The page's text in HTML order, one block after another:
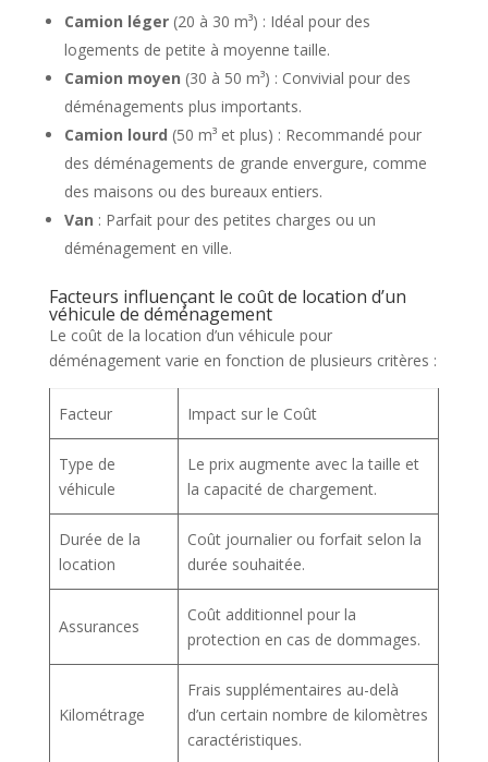
Camion léger(20 à 30 m³) : Idéal pour des
logements de petite à moyenne taille.
Camion moyen (30 à 50 m³) : Convivial pour des
déménagements plus importants.
Camion lourd (50 m³ et plus) : Recommandé pour
des déménagements de grande envergure, comme
des maisons ou des bureaux entiers.
Van : Parfait pour des petites charges ou un
déménagement en ville.
Facteurs influençant le coût de location d’un
véhicule de déménagement
Le coût de la location d’un véhicule pour
déménagement varie en fonction de plusieurs critères :
Facteur Impact sur le Coût
Type de
véhicule
Le prix augmente avec la taille et
la capacité de chargement.
Durée de la
location
Coût journalier ou forfait selon la
durée souhaitée.
Assurances
Coût additionnel pour la
protection en cas de dommages.
Kilométrage
Frais supplémentaires au-delà
d’un certain nombre de kilomètres
caractéristiques.